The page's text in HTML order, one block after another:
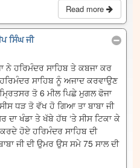
Read more
ਸਿੰਘ ਜੀ
ਨੇ ਹਰਿਮੰਦਰ ਸਾਹਿਬ ਤੇ ਕਬਜਾ ਕਰ
ਸਾਹਿਬ ਨੂੰ ਅਜਾਦ ਕਰਵਾਉਣ
ਤੋ 6 ਮੀਲ ਪਿਛੇ ਮੁਗਲ ਫੋਜਾ
ਧੜ ਤੋ ਵੱਖ ਹੋ ਗਿਆ ਤਾ ਬਾਬਾ ਜੀ
ਦਾ ਖੰਡਾ ਤੇ ਖੱਬੇ ਹੱਥ ‘ਤੇ ਸੀਸ ਟਿਕਾ ਕੇ
ਹੋਏ ਹਰਿਮੰਦਰ ਸਾਹਿਬ ਦੀ
ਜੀ ਦੀ ਉਮਰ ਉਸ ਸਮੇ 75 ਸਾਲ ਦੀ